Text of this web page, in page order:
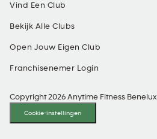
Vind Een Club
Bekijk Alle Clubs
Open Jouw Eigen Club
Franchisenemer Login
Copyright 2026 Anytime Fitness Benelux
Cookie-instellingen